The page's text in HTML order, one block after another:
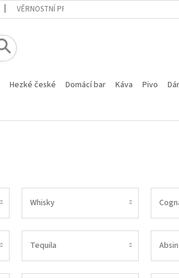
VĚRNOSTNÍ PROGRAM
Hezké české Domácí bar Káva Pivo
Whisky
Tequila